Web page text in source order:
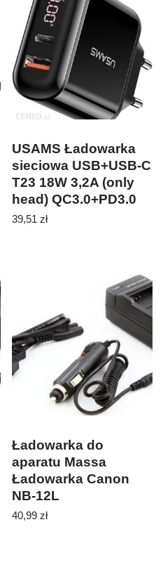
USAMS Ładowarka
sieciowa USB+USB-C
T23 18W 3,2A (only
head) QC3.0+PD3.0
Fast Charging
39,51zł
Ładowarka do
aparatu Massa
Ładowarka Canon
NB-12L
40,99zł